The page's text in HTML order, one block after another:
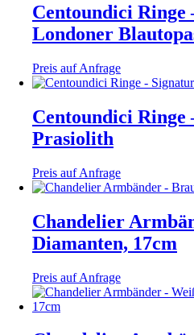
Centoundici Ringe
Londoner
Preis auf Anfrage
Centoundici Ringe
Prasiolith
Preis auf Anfrage
Chandelier
Diamanten, 17cm
Preis auf Anfrage